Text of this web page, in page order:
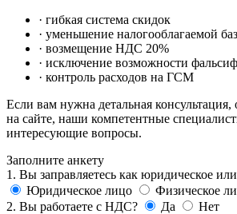
· гибкая система скидок
· уменьшение налогооблагаемой
· возмещение НДС 20%
· исключение возможности
· контроль расходов на ГСМ
Если вам нужна детальная консультация,
на сайте, наши компетентные
интересующие вопросы.
Заполните анкету
1. Вы заправляетесь как юридическое
Юридическое лицо
Физическое
2. Вы работаете с НДС?
Да
Нет